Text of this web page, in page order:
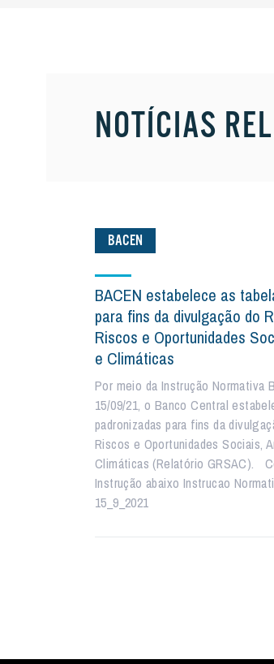
NOTÍCIAS
BACEN
BACEN estabelece as
para fins da divulgação do
Riscos e Oportunidades
e Climáticas
Por meio da Instrução Normativa
15/09/21, o Banco Central
padronizadas para fins da
Riscos e Oportunidades Sociais,
Climáticas (Relatório GRSAC).
Instrução abaixo Instrucao
15_9_2021